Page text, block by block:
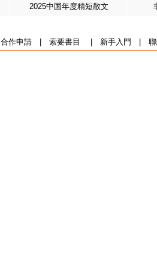
2025中国年度精短散文
合作申請| 索要書目 新手入門